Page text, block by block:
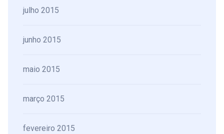
julho 2015
junho 2015
maio 2015
março 2015
fevereiro 2015